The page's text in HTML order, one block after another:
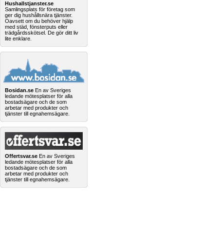
Hushallstjanster.se
Samlingsplats för företag som
ger dig hushållsnära tjänster.
Oavsett om du behöver hjälp
med städ, fönsterputs eller
trädgårdsskötsel. De gör ditt liv
lite enklare.
Bosidan.se En av Sveriges
ledande mötesplatser för alla
bostadsägare och de som
arbetar med produkter och
tjänster till egnahemsägare.
Offertsvar.se En av Sveriges
ledande mötesplatser för alla
bostadsägare och de som
arbetar med produkter och
tjänster till egnahemsägare.